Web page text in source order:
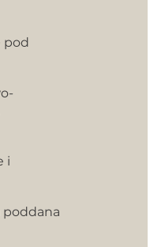
pod
i
poddana